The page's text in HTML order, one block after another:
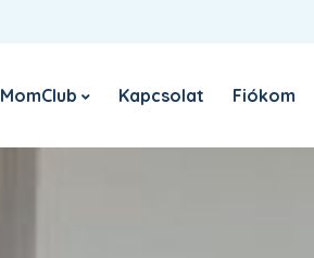
MomClub Kapcsolat Fiókom